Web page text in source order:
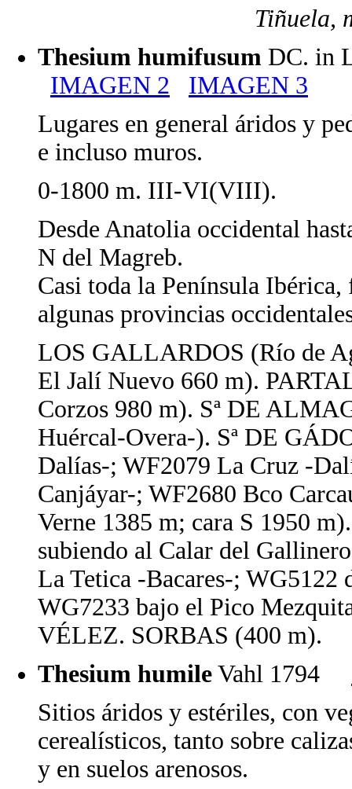
Tiñuela,
Thesium humifusum DC. in
IMAGEN 2
IMAGEN 3
Lugares en general áridos y
e incluso muros.
0-1800 m. III-VI(VIII).
Desde Anatolia occidental
N del Magreb.
Casi toda la Península
algunas provincias
LOS GALLARDOS (Río de
El Jalí Nuevo 660 m).
Corzos 980 m). Sª DE
Huércal-Overa-). Sª DE
Dalías-; WF2079 La Cruz -
Canjáyar-; WF2680 Bco
Verne 1385 m; cara S 1950
subiendo al Calar del
La Tetica -Bacares-; WG5122
WG7233 bajo el Pico
VÉLEZ. SORBAS (400 m).
Thesium humile Vahl 1794
Sitios áridos y estériles, con
cerealísticos, tanto sobre
y en suelos arenosos.